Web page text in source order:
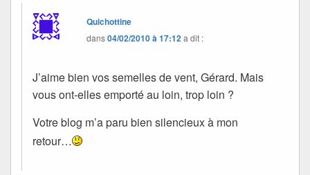
Quichottine
dans04/02/2010 à 17:12a dit :
J’aime bien vos semelles de vent, Gérard. Mais
vous ont-elles emporté au loin, trop loin ?
Votre blog m’a paru bien silencieux à mon
retour…